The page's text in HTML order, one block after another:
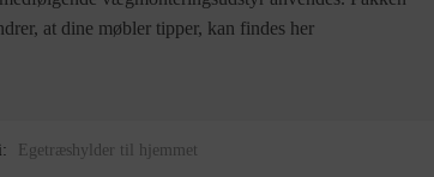
at dine møbler tipper, kan findes her
Egetræshylder til hjemmet